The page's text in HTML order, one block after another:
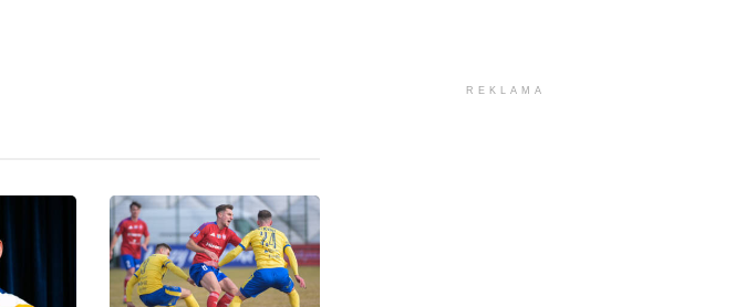
REKLAMA